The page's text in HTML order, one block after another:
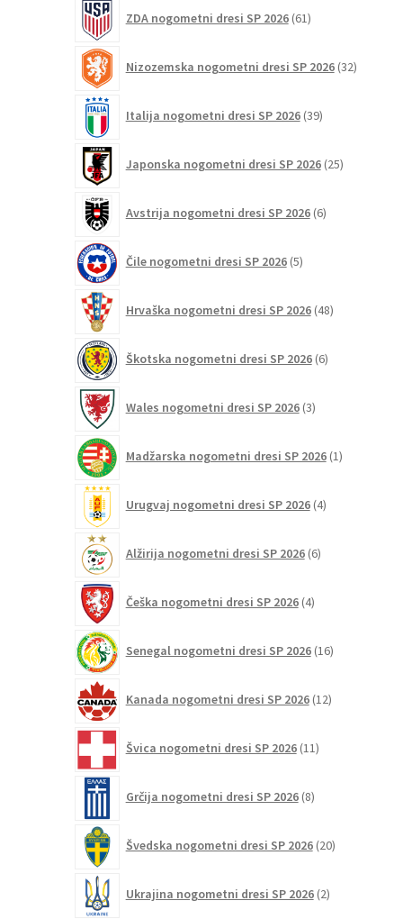
ZDA nogometni dresi SP 2026 61izdelkov
Nizozemska nogometni dresi SP 2026 32izdelkov
Italija nogometni dresi SP 2026 39izdelkov
Japonska nogometni dresi SP 2026 25izdelkov
Avstrija nogometni dresi SP 2026 6izdelkov
Čile nogometni dresi SP 2026 5izdelkov
Hrvaška nogometni dresi SP 2026 48izdelkov
Škotska nogometni dresi SP 2026 6izdelkov
Wales nogometni dresi SP 2026 3izdelki
Madžarska nogometni dresi SP 2026 1izdelek
Urugvaj nogometni dresi SP 2026 4izdelki
Alžirija nogometni dresi SP 2026 6izdelkov
Češka nogometni dresi SP 2026 4izdelki
Senegal nogometni dresi SP 2026 16izdelkov
Kanada nogometni dresi SP 2026 12izdelkov
Švica nogometni dresi SP 2026 11izdelkov
Grčija nogometni dresi SP 2026 8izdelkov
Švedska nogometni dresi SP 2026 20izdelkov
Ukrajina nogometni dresi SP 2026 2izdelka